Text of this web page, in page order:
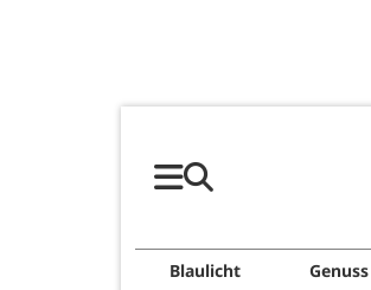
Blaulicht